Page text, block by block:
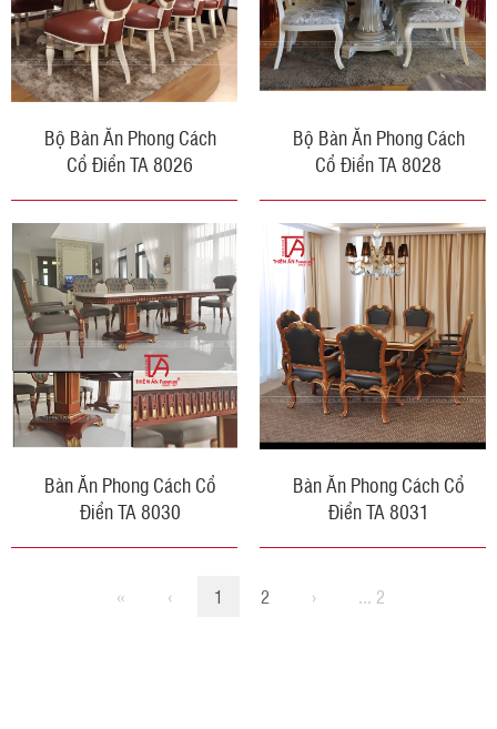
Bộ Bàn Ăn Phong Cách
Cổ Điển TA 8026
Bộ Bàn Ăn Phong Cách
Cổ Điển TA 8028
Bàn Ăn Phong Cách Cổ
Điển TA 8030
Bàn Ăn Phong Cách Cổ
Điển TA 8031
« ‹ 1 2 › ... 2